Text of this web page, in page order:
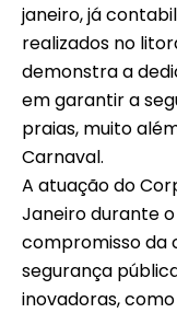
janeiro, já
realizados no
demonstra a
em garantir a
praias, muito
Carnaval.
A atuação do
Janeiro durante
compromisso da
segurança
inovadoras,